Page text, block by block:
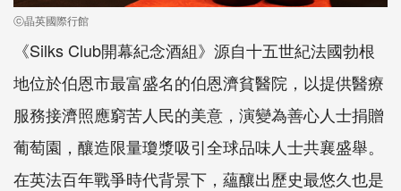
ⓒ晶英國際行館
《Silks Club開幕紀念酒組》源自十五世紀法國勃根
地位於伯恩市最富盛名的伯恩濟貧醫院，以提供醫療
服務接濟照應窮苦人民的美意，演變為善心人士捐贈
葡萄園，釀造限量瓊漿吸引全球品味人士共襄盛舉。
在英法百年戰爭時代背景下，蘊釀出歷史最悠久也是